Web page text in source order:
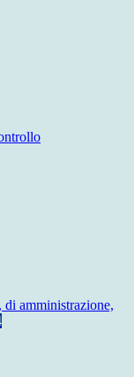
amministrazione,